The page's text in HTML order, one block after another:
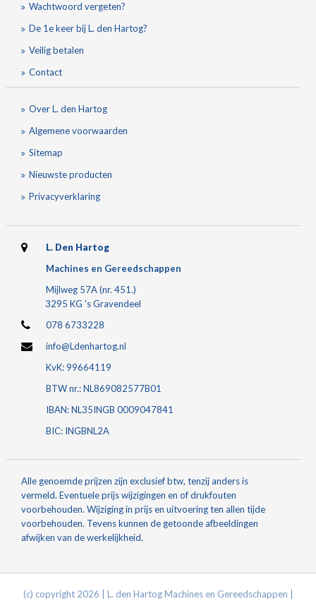
Wachtwoord vergeten?
De 1e keer bij L. den Hartog?
Veilig betalen
Contact
Over L. den Hartog
Algemene voorwaarden
Sitemap
Nieuwste producten
Privacyverklaring
L. Den Hartog
Machines en Gereedschappen
Mijlweg 57A (nr. 451.)
3295 KG 's Gravendeel
078 6733228
info@Ldenhartog.nl
KvK: 99664119
BTW nr.: NL869082577B01
IBAN: NL35INGB 0009047841
BIC: INGBNL2A
Alle genoemde prijzen zijn exclusief btw, tenzij anders is
vermeld. Eventuele prijs wijzigingen en of drukfouten
voorbehouden. Wijziging in prijs en uitvoering ten allen tijde
voorbehouden. Tevens kunnen de getoonde afbeeldingen
afwijken van de werkelijkheid.
(c) copyright 2026 | L. den Hartog Machines en Gereedschappen |